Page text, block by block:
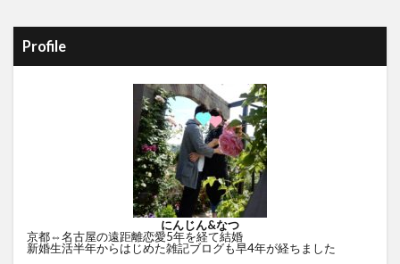
Profile
にんじん&なつ
京都⇔名古屋の遠距離恋愛5年を経て結婚
新婚生活半年からはじめた雑記ブログも早4年が経ちました